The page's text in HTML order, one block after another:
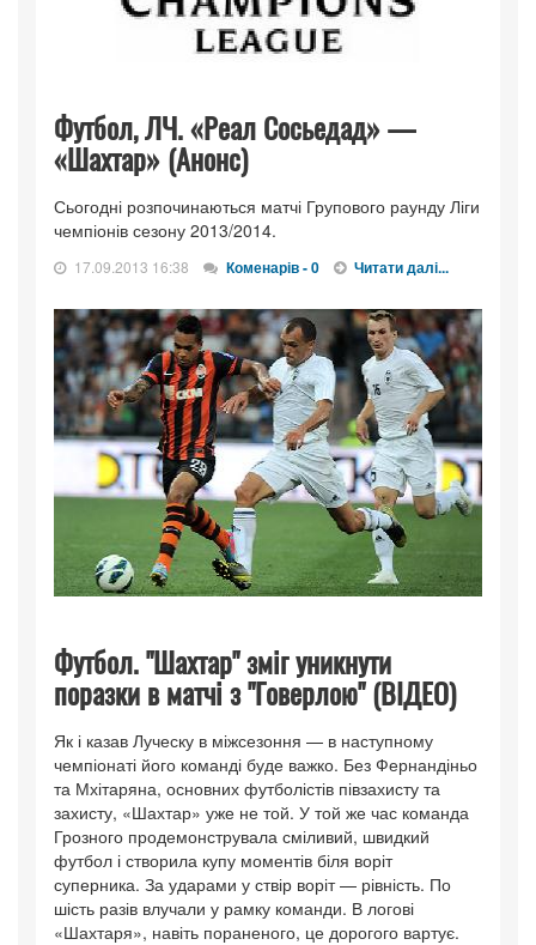
Футбол, ЛЧ. «Реал Сосьедад» —
«Шахтар» (Анонс)
Сьогодні розпочинаються матчі Групового раунду Ліги
чемпіонів сезону 2013/2014.
17.09.2013 16:38 Коменарів - 0 Читати далі...
Футбол. "Шахтар" зміг уникнути
поразки в матчі з "Говерлою" (ВІДЕО)
Як і казав Луческу в міжсезоння — в наступному
чемпіонаті його команді буде важко. Без Фернандіньо
та Мхітаряна, основних футболістів півзахисту та
захисту, «Шахтар» уже не той. У той же час команда
Грозного продемонструвала сміливий, швидкий
футбол і створила купу моментів біля воріт
суперника. За ударами у ствір воріт — рівність. По
шість разів влучали у рамку команди. В логові
«Шахтаря», навіть пораненого, це дорогого вартує.